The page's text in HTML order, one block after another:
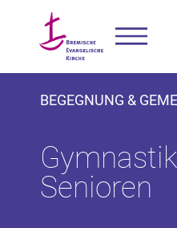
BEGEGNUNG &
Senioren